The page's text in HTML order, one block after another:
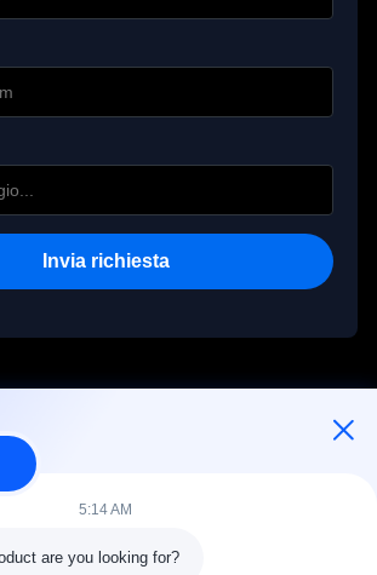
tattile Sostenuto
di
((°C)
di
Invia richiesta
di batterie e attuatori per robot umanoidi.
5:14 AM
are you looking for?